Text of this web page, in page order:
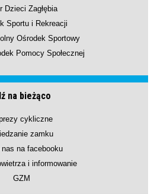
Dzieci Zagłębia
Sportu i Rekreacji
Ośrodek Sportowy
Pomocy Społecznej
na bieżąco
cykliczne
zamku
nas na facebooku
i informowanie
GZM